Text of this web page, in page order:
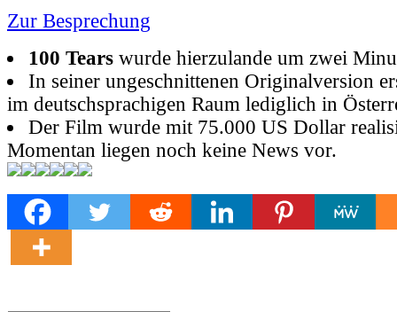
Zur Besprechung
100 Tears wurde hierzulande um zwei
In seiner ungeschnittenen Originalversion
im deutschsprachigen Raum lediglich in
Der Film wurde mit 75.000 US Dollar
Momentan liegen noch keine News vor.